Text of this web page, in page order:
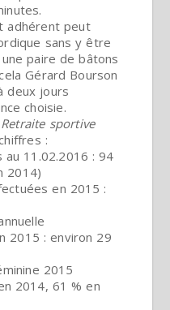
adhérent peut
sans y être
paire de bâtons
Gérard Bourson
deux jours
choisie.
sportive
:
au 11.02.2016 : 94
2014)
en 2015 :
2015 : environ 29
2015
2014, 61 % en